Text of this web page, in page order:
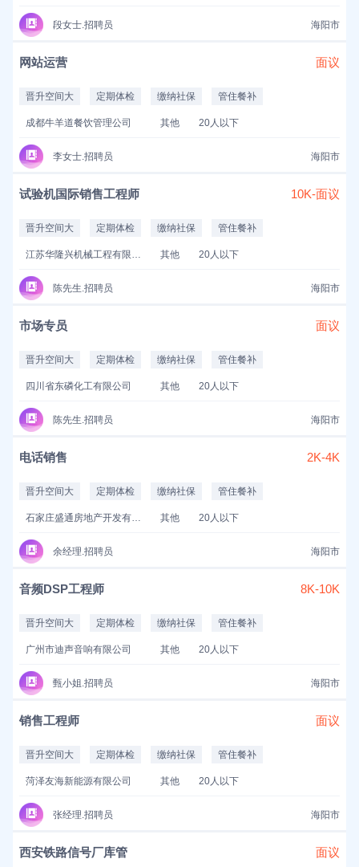
段女士.招聘员 海阳市
网站运营 面议
晋升空间大 定期体检 缴纳社保 管住餐补
成都牛羊道餐饮管理公司 其他 20人以下
李女士.招聘员 海阳市
试验机国际销售工程师 10K-面议
晋升空间大 定期体检 缴纳社保 管住餐补
江苏华隆兴机械工程有限公司 其他 20人以下
陈先生.招聘员 海阳市
市场专员 面议
晋升空间大 定期体检 缴纳社保 管住餐补
四川省东磷化工有限公司 其他 20人以下
陈先生.招聘员 海阳市
电话销售 2K-4K
晋升空间大 定期体检 缴纳社保 管住餐补
石家庄盛通房地产开发有限公司 其他 20人以下
余经理.招聘员 海阳市
音频DSP工程师 8K-10K
晋升空间大 定期体检 缴纳社保 管住餐补
广州市迪声音响有限公司 其他 20人以下
甄小姐.招聘员 海阳市
销售工程师 面议
晋升空间大 定期体检 缴纳社保 管住餐补
菏泽友海新能源有限公司 其他 20人以下
张经理.招聘员 海阳市
西安铁路信号厂库管 面议